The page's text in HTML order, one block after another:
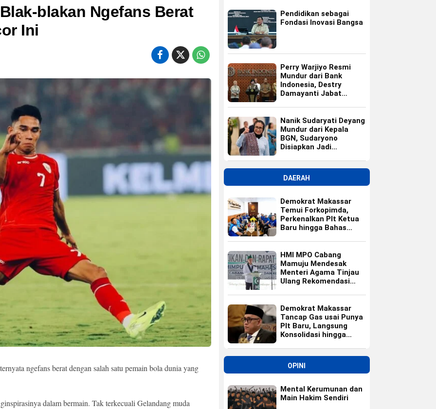
blakan Ngefans Berat
Ini
ngefans berat dengan salah satu pemain bola dunia yang
dalam bermain. Tak terkecuali Gelandang muda
Pendidikan sebagai
Fondasi Inovasi Bangsa
Perry Warjiyo Resmi
Mundur dari Bank
Indonesia, Destry
Damayanti Jabat
Nanik Sudaryati Deyang
Mundur dari Kepala
BGN, Sudaryono
Disiapkan Jadi
DAERAH
Demokrat Makassar
Temui Forkopimda,
Perkenalkan Plt Ketua
Baru hingga Bahas
HMI MPO Cabang
Mamuju Mendesak
Menteri Agama Tinjau
Ulang Rekomendasi
Demokrat Makassar
Tancap Gas usai Punya
Plt Baru, Langsung
Konsolidasi hingga
OPINI
Mental Kerumunan dan
Main Hakim Sendiri